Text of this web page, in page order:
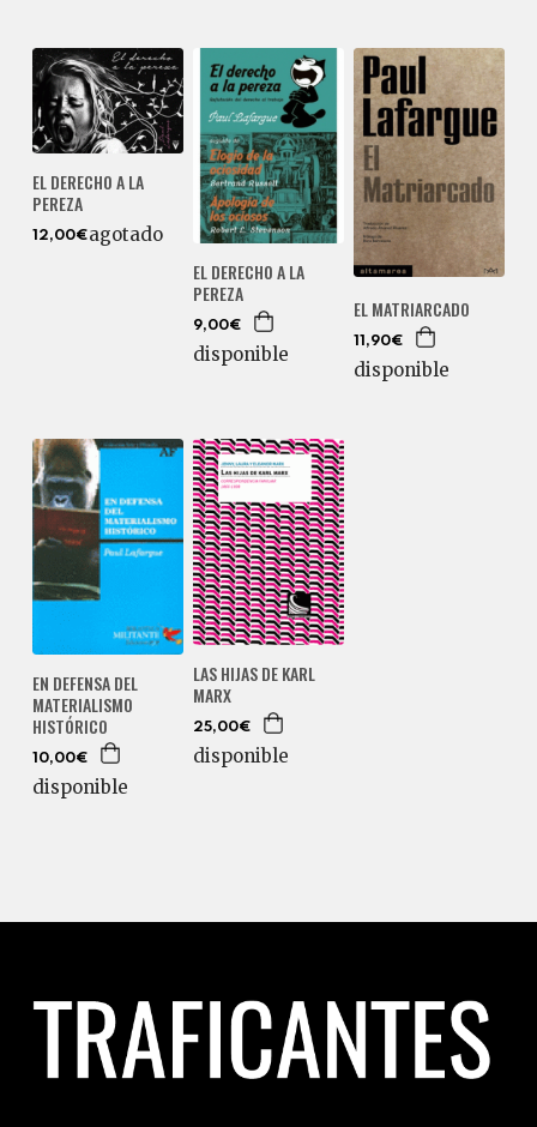
EL DERECHO A LA
PEREZA
12,00€agotado
EL DERECHO A LA
PEREZA
9,00€
disponible
EL MATRIARCADO
11,90€
disponible
EN DEFENSA DEL
MATERIALISMO
HISTÓRICO
10,00€
disponible
LAS HIJAS DE KARL
MARX
25,00€
disponible